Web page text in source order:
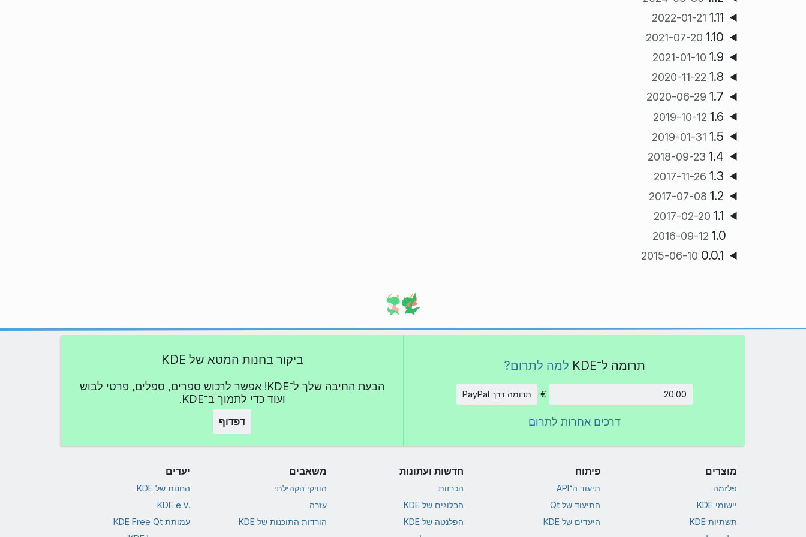
1.11
2022-01-21
1.10
2021-07-20
1.9
2021-01-10
1.8
2020-11-22
1.7
2020-06-29
1.6
2019-10-12
1.5
2019-01-31
1.4
2018-09-23
1.3
2017-11-26
1.2
2017-07-08
1.1
2017-02-20
1.0
2016-09-12
0.0.1
2015-06-10
תרומה ל־KDE למה לתרום?
€ תרומה דרך PayPal
דרכים אחרות לתרום
ביקור בחנות המטא של KDE
הבעת החיבה שלך ל־KDE! אפשר לרכוש ספרים, ספלים, פרטי לבוש
ועוד כדי לתמוך ב־KDE.
דפדוף
מוצרים
פלזמה
יישומי KDE
תשתיות KDE
פיתוח
תיעוד ה־API
התיעוד של Qt
היעדים של KDE
חדשות ועתונות
הכרזות
הבלוגים של KDE
הפלנטה של KDE
משאבים
הוויקי הקהילתי
עזרה
הורדות התוכנות של KDE
יעדים
החנות של KDE
KDE e.V.‎
עמותת KDE Free Qt